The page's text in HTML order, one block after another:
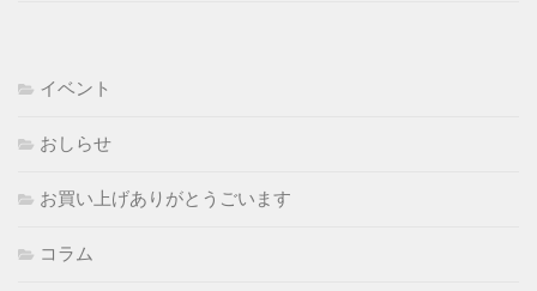
イベント
おしらせ
お買い上げありがとうごいます
コラム